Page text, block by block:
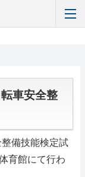
車安全整
備技能検定試
育館にて行わ